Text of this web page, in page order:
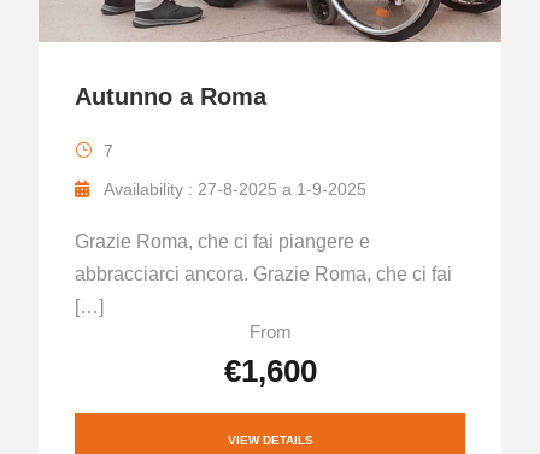
Autunno a Roma
7
Availability : 27-8-2025 a 1-9-2025
Grazie Roma, che ci fai piangere e
abbracciarci ancora. Grazie Roma, che ci fai
[…]
From
€1,600
VIEW DETAILS